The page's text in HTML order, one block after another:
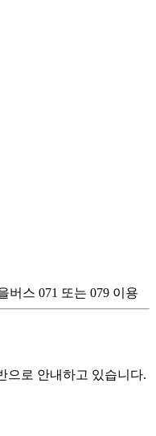
버스 071 또는 079 이용
으로 안내하고 있습니다.